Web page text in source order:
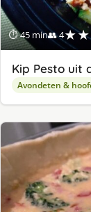
⏱ 45 min👥 4
Kip Pesto uit
Avondeten &